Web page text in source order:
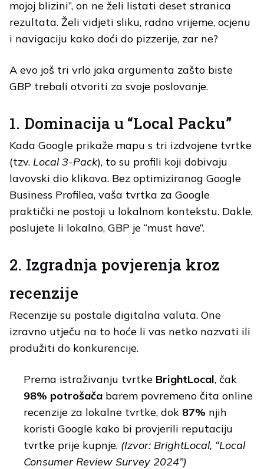
mojoj blizini”, on ne želi listati deset stranica
rezultata. Želi vidjeti sliku, radno vrijeme, ocjenu
i navigaciju kako doći do pizzerije, zar ne?
A evo još tri vrlo jaka argumenta zašto biste
GBP trebali otvoriti za svoje poslovanje.
1. Dominacija u “Local Packu”
Kada Google prikaže mapu s tri izdvojene tvrtke
(tzv. Local 3-Pack), to su profili koji dobivaju
lavovski dio klikova. Bez optimiziranog Google
Business Profilea, vaša tvrtka za Google
praktički ne postoji u lokalnom kontekstu. Dakle,
poslujete li lokalno, GBP je “must have”.
2. Izgradnja povjerenja kroz
recenzije
Recenzije su postale digitalna valuta. One
izravno utječu na to hoće li vas netko nazvati ili
produžiti do konkurencije.
Prema istraživanju tvrtke BrightLocal, čak
98% potrošača barem povremeno čita online
recenzije za lokalne tvrtke, dok 87% njih
koristi Google kako bi provjerili reputaciju
tvrtke prije kupnje. (Izvor: BrightLocal, “Local
Consumer Review Survey 2024”)